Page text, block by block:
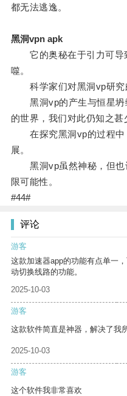
都无法逃逸。
黑洞vpn apk
它的奥秘在于引力可导
噬。
科学家们对黑洞vp研究
黑洞vp的产生与恒星坍
的世界，我们对此仍知之甚
在探究黑洞vp的过程中
展。
黑洞vp虽然神秘，但也
限可能性。
#44#
评论
游客
这款加速器app的功能有点单一
动切换线路的功能。
2025-10-03
游客
这款软件简直是神器，解决了我
2025-10-03
游客
这个软件我非常喜欢